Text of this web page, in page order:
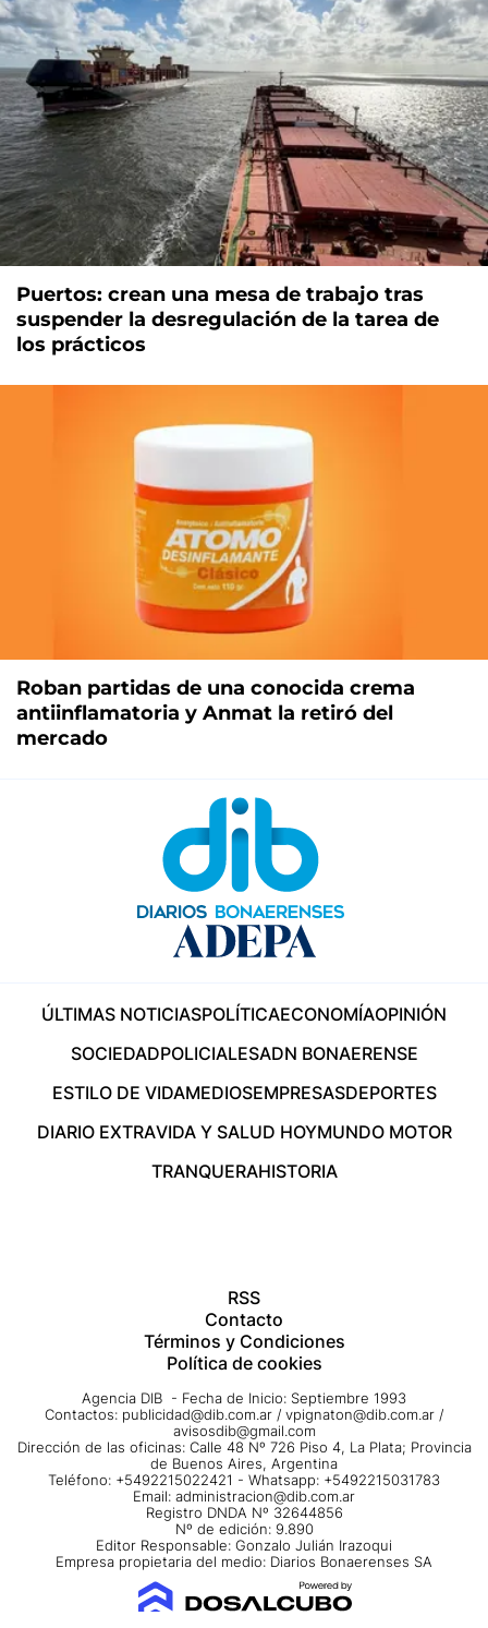
Puertos: crean una mesa de trabajo tras
suspender la desregulación de la tarea de
los prácticos
Roban partidas de una conocida crema
antiinflamatoria y Anmat la retiró del
mercado
ÚLTIMAS NOTICIASPOLÍTICAECONOMÍAOPINIÓN
SOCIEDADPOLICIALESADN BONAERENSE
ESTILO DE VIDAMEDIOSEMPRESASDEPORTES
DIARIO EXTRAVIDA Y SALUD HOYMUNDO MOTOR
TRANQUERAHISTORIA
RSS
Contacto
Términos y Condiciones
Política de cookies
Agencia DIB - Fecha de Inicio: Septiembre 1993
Contactos: publicidad@dib.com.ar / vpignaton@dib.com.ar /
avisosdib@gmail.com
Dirección de las oficinas: Calle 48 Nº 726 Piso 4, La Plata; Provincia
de Buenos Aires, Argentina
Teléfono: +5492215022421 - Whatsapp: +5492215031783
Email: administracion@dib.com.ar
Registro DNDA Nº 32644856
Nº de edición: 9.890
Editor Responsable: Gonzalo Julián Irazoqui
Empresa propietaria del medio: Diarios Bonaerenses SA